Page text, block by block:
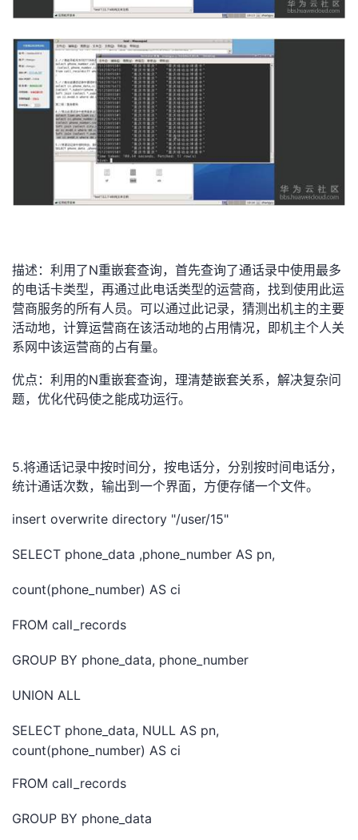
描述：利用了N重嵌套查询，首先查询了通话录中使用最多
的电话卡类型，再通过此电话类型的运营商，找到使用此运
营商服务的所有人员。可以通过此记录，猜测出机主的主要
活动地，计算运营商在该活动地的占用情况，即机主个人关
系网中该运营商的占有量。
优点：利用的N重嵌套查询，理清楚嵌套关系，解决复杂问
题，优化代码使之能成功运行。
5.将通话记录中按时间分，按电话分，分别按时间电话分，
统计通话次数，输出到一个界面，方便存储一个文件。
insert overwrite directory "/user/15"
SELECT phone_data ,phone_number AS pn,
count(phone_number) AS ci
FROM call_records
GROUP BY phone_data, phone_number
UNION ALL
SELECT phone_data, NULL AS pn,
count(phone_number) AS ci
FROM call_records
GROUP BY phone_data